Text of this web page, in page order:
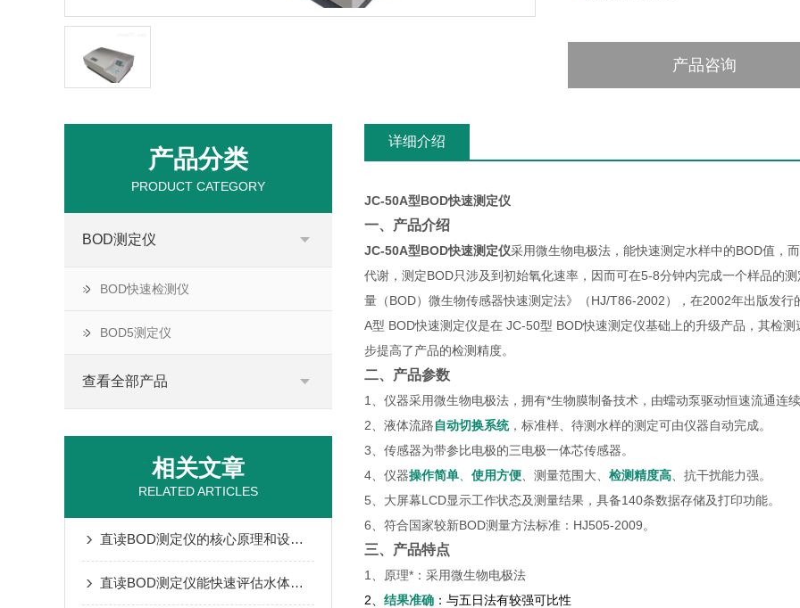
产品咨询
产品分类
PRODUCT CATEGORY
BOD测定仪
BOD快速检测仪
BOD5测定仪
查看全部产品
相关文章
RELATED ARTICLES
直读BOD测定仪的核心原理和设备结构
直读BOD测定仪能快速评估水体有机污染程度
详细介绍
JC-50A型BOD快速测定仪
一、产品介绍
JC-50A型BOD快速测定仪采用微生物电极法，能快速测定水样中的BOD值，
代谢，测定BOD只涉及到初始氧化速率，因而可在5-8分钟内完成一个样品的
量（BOD）微生物传感器快速测定法》（HJ/T86-2002），在2002年出版发
A型 BOD快速测定仪是在 JC-50型 BOD快速测定仪基础上的升级产品，其检
步提高了产品的检测精度。
二、产品参数
1、仪器采用微生物电极法，拥有*生物膜制备技术，由蠕动泵驱动恒速流通连
2、液体流路自动切换系统，标准样、待测水样的测定可由仪器自动完成。
3、传感器为带参比电极的三电极一体芯传感器。
4、仪器操作简单 使用方便 、测量范围大、 检测精度高 、抗干扰能力强。
5、大屏幕LCD显示工作状态及测量结果，具备140条数据存储及打印功能。
6、符合国家较新BOD测量方法标准：HJ505-2009。
三、产品特点
1、原理*：采用微生物电极法
2、 结果准确 ：与五日法有较强可比性